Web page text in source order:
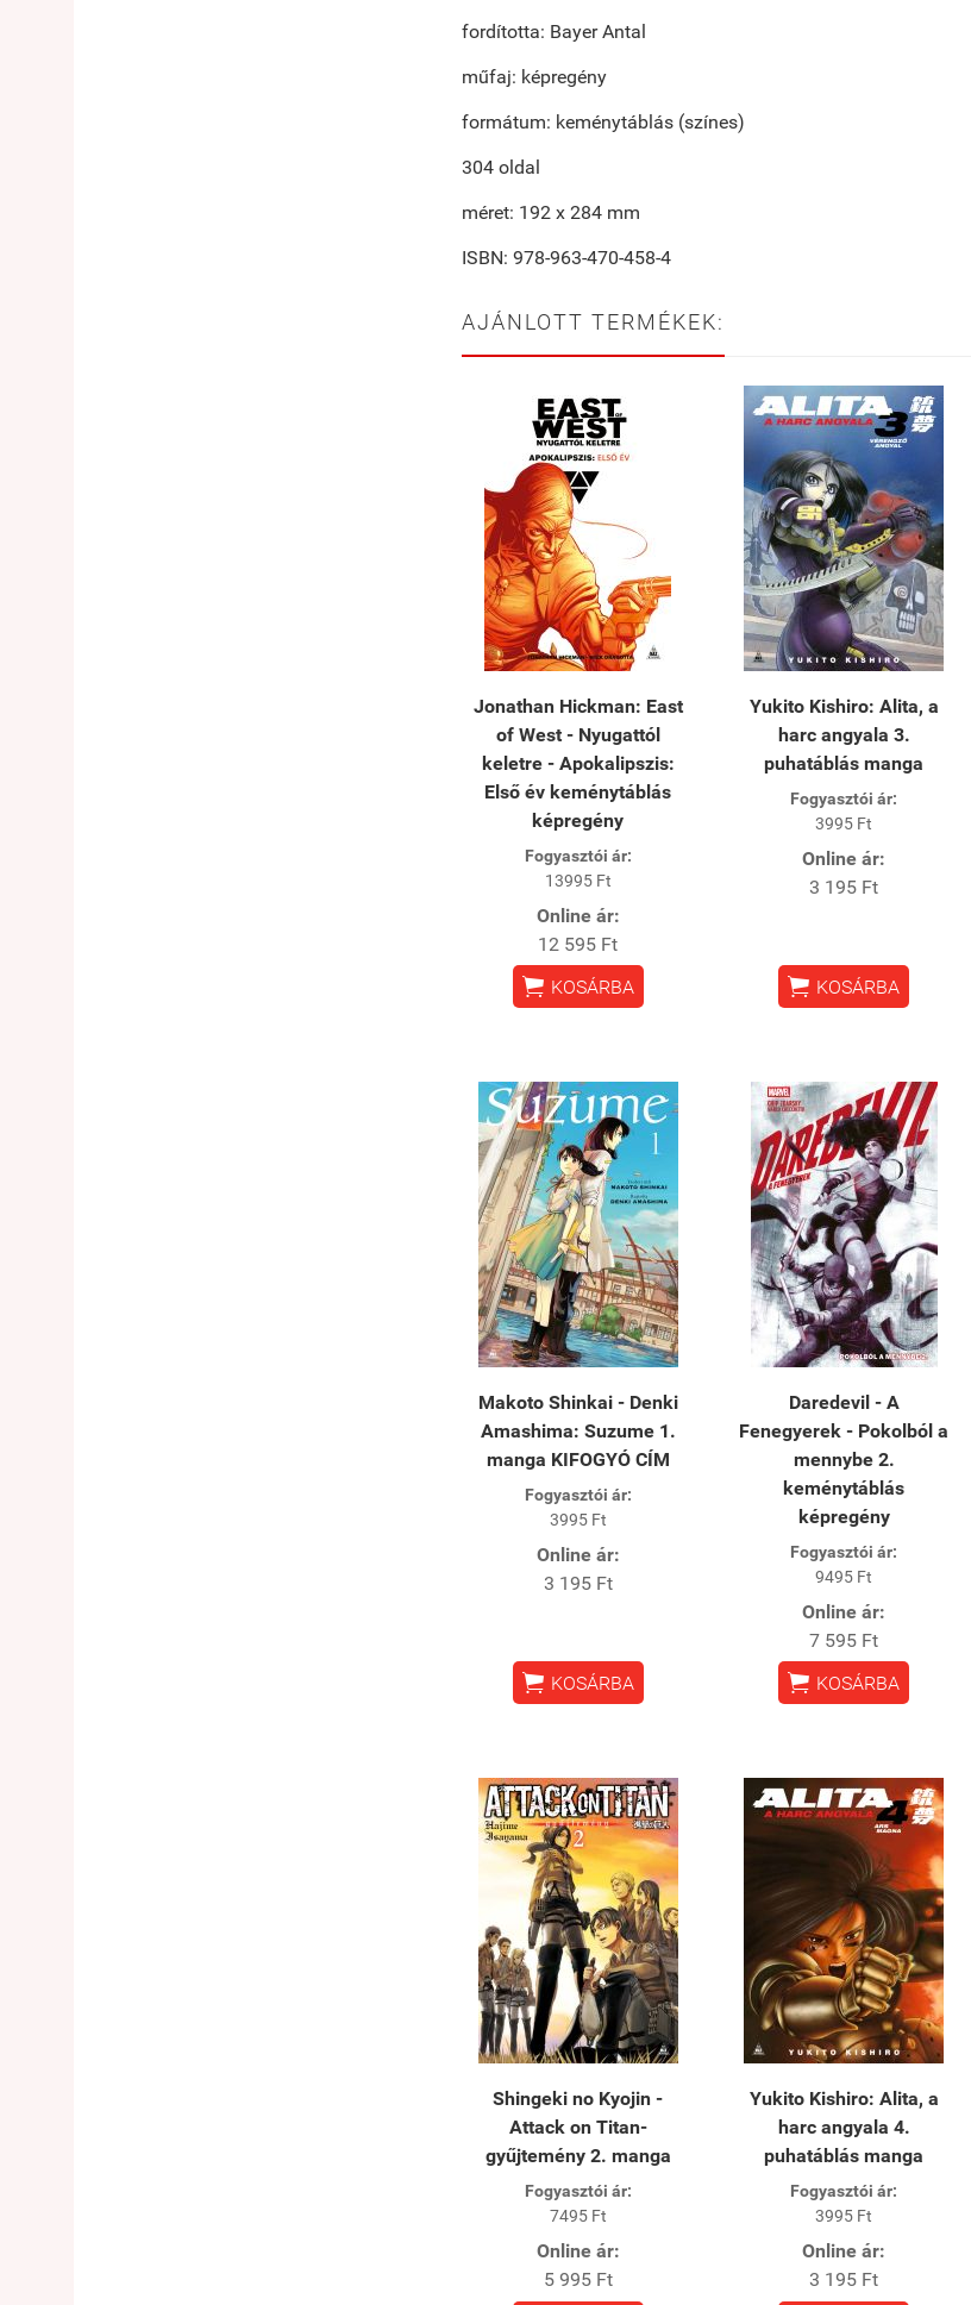
fordította: Bayer Antal
műfaj: képregény
formátum: keménytáblás (színes)
304 oldal
méret: 192 x 284 mm
ISBN: 978-963-470-458-4
AJÁNLOTT TERMÉKEK:
Jonathan Hickman: East
of West - Nyugattól
keletre - Apokalipszis:
Első év keménytáblás
képregény
Fogyasztói ár:
13995 Ft
Online ár:
12 595 Ft
 KOSÁRBA
Yukito Kishiro: Alita, a
harc angyala 3.
puhatáblás manga
Fogyasztói ár:
3995 Ft
Online ár:
3 195 Ft
 KOSÁRBA
Makoto Shinkai - Denki
Amashima: Suzume 1.
manga KIFOGYÓ CÍM
Fogyasztói ár:
3995 Ft
Online ár:
3 195 Ft
 KOSÁRBA
Daredevil - A
Fenegyerek - Pokolból a
mennybe 2.
keménytáblás
képregény
Fogyasztói ár:
9495 Ft
Online ár:
7 595 Ft
 KOSÁRBA
Shingeki no Kyojin -
Attack on Titan-
gyűjtemény 2. manga
Fogyasztói ár:
7495 Ft
Online ár:
5 995 Ft
Yukito Kishiro: Alita, a
harc angyala 4.
puhatáblás manga
Fogyasztói ár:
3995 Ft
Online ár:
3 195 Ft